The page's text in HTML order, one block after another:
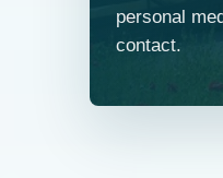
personal
contact.